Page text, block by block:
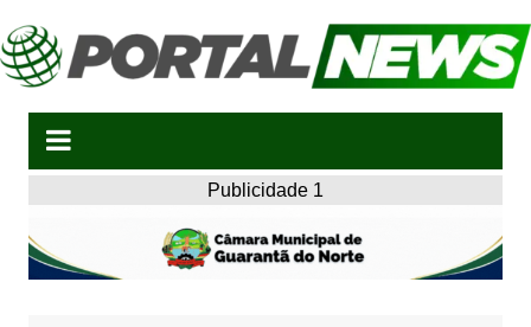
para
o
Publicidade 1